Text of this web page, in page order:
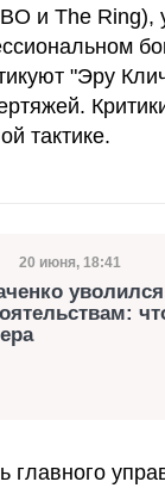
и The Ring),
"Эру
тактике.
Дата
20 июня, 18:41